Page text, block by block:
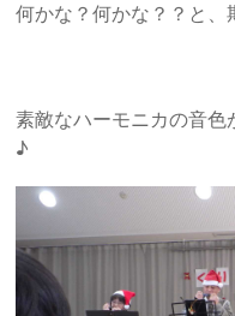
何かな？何かな？？と
素敵なハーモニカの音色
♪